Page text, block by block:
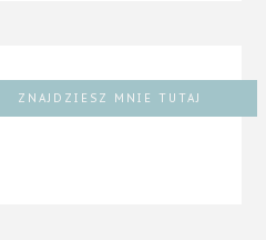
ZNAJDZIESZ MNIE TUTAJ